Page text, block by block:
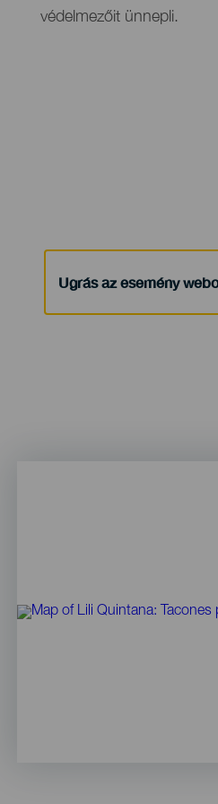
védelmezőit ünnepli.
Ugrás az esemény